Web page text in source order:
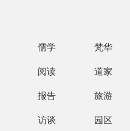
儒学 梵华
阅读 道家
报告 旅游
访谈 园区